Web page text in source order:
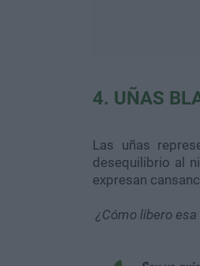
4. UÑAS
Las uñas
desequilibrio al
expresan
¿Cómo libero